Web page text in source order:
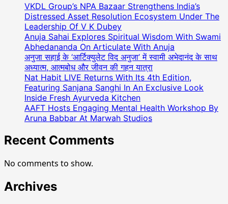
VKDL Group’s NPA Bazaar Strengthens India’s
Distressed Asset Resolution Ecosystem Under The
Leadership Of V K Dubey
Anuja Sahai Explores Spiritual Wisdom With Swami
Abhedananda On Articulate With Anuja
अनुजा सहाई के ‘आर्टिक्युलेट विद अनुजा’ में स्वामी अभेदानंद के साथ
अध्यात्म, आत्मबोध और जीवन की गहन यात्रा
Nat Habit LIVE Returns With Its 4th Edition,
Featuring Sanjana Sanghi In An Exclusive Look
Inside Fresh Ayurveda Kitchen
AAFT Hosts Engaging Mental Health Workshop By
Aruna Babbar At Marwah Studios
Recent Comments
No comments to show.
Archives